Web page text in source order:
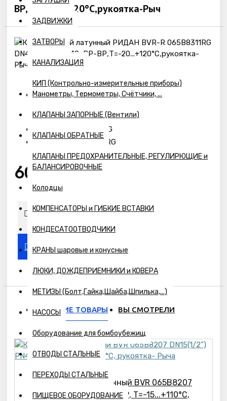
ЗАДВИЖКИ
ЗАТВОРЫ
КАНАЛИЗАЦИЯ
КИП (Контрольно-измерительные приборы)
Манометры, Термометры, Счётчики, ...
КЛАПАНЫ ЗАПОРНЫЕ (Вентили)
КЛАПАНЫ ОБРАТНЫЕ
КЛАПАНЫ ПРЕДОХРАНИТЕЛЬНЫЕ, РЕГУЛИРЮЩИЕ и
БАЛАНСИРОВОЧНЫЕ
Колодцы
КОМПЕНСАТОРЫ и ГИБКИЕ ВСТАВКИ
КОНДЕСАТООТВОДЧИКИ
КРАНЫ шаровые и конусные
ЛЮКИ, ДОЖДЕПРИЕМНИКИ и КОВЕРА
МЕТИЗЫ (Болт,Гайка,Шайба,Шпилька,...)
НАСОСЫ
Оборудование для бомбоубежищ
ОТВОДЫ СТАЛЬНЫЕ
ПЕРЕХОДЫ СТАЛЬНЫЕ
ПИЩЕВОЕ ОБОРУДОВАНИЕ
ВР,Т=-20...+120°С,рукоятка-Рыч
Предзаказ
065B8211RG
065B8211RG
6046р.
ПОХОЖИЕ ТОВАРЫ ВЫ СМОТРЕЛИ
Кран шаровой латунный BVR 065B8207
DN15(1/2") PN40, ВР-ВР, Т=-15...+110°С,